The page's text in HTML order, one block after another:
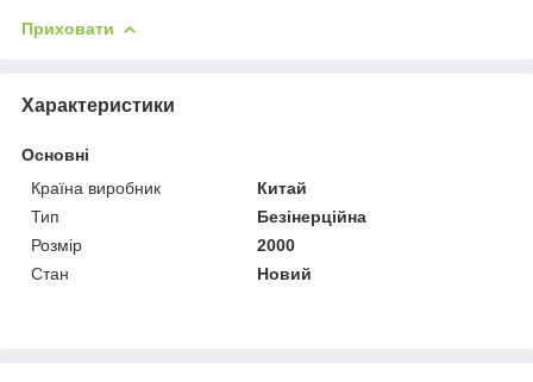
Приховати
Характеристики
Основні
Країна виробник
Китай
Тип
Безінерційна
Розмір
2000
Стан
Новий